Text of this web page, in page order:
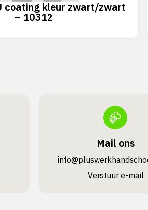
coating kleur zwart/zwart
– 10312
Mail ons
Verstuur e-mail